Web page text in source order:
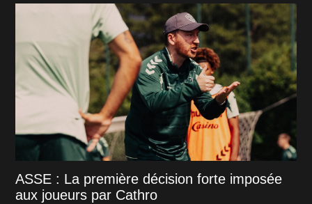
ASSE : La première décision forte imposée
aux joueurs par Cathro